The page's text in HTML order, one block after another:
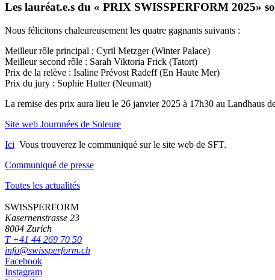
Les lauréat.e.s du « PRIX SWISSPERFORM 2025»
Nous félicitons chaleureusement les quatre gagnants suivants :
Meilleur rôle principal : Cyril Metzger (Winter Palace)
Meilleur second rôle : Sarah Viktoria Frick (Tatort)
Prix de la relève : Isaline Prévost Radeff (En Haute Mer)
Prix du jury : Sophie Hutter (Neumatt)
La remise des prix aura lieu le 26 janvier 2025 à 17h30 au Landhaus
Site web Journnées de Soleure
Ici Vous trouverez le communiqué sur le site web de SFT.
Communiqué de presse
Toutes les actualités
SWISSPERFORM
Kasernenstrasse 23
8004 Zurich
T +41 44 269 70 50
info@swissperform.ch
Facebook
Instagram